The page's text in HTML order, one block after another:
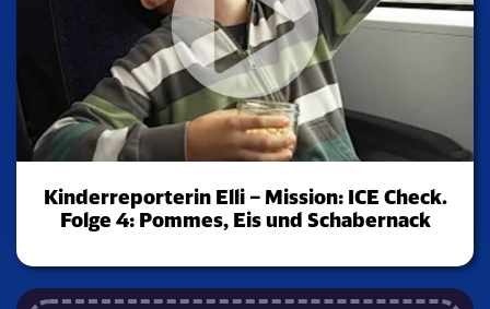
Kinderreporterin Elli – Mission: ICE Check.
Folge 4: Pommes, Eis und Schabernack